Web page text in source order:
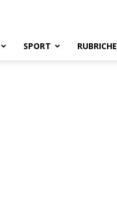
SPORT RUBRICHE